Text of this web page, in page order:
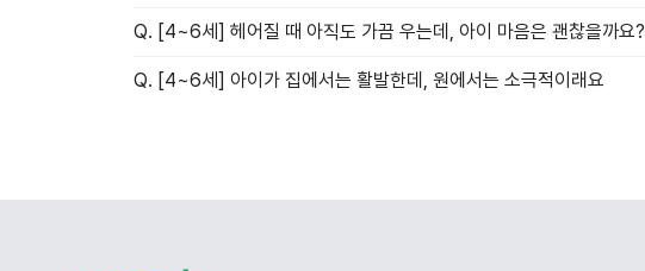
Q. [4~6세] 헤어질 때 아직도 가끔 우는데, 아이 마음은 괜찮을까요?
Q. [4~6세] 아이가 집에서는 활발한데, 원에서는 소극적이래요